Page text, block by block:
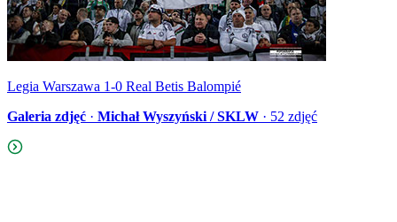
Legia Warszawa 1-0 Real Betis Balompié
Galeria zdjęć · Michał Wyszyński / SKLW · 52 zdjęć